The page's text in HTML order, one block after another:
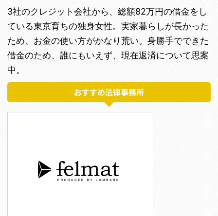
3社のクレジット会社から、総額82万円の借金をし
ている東京育ちの独身女性。実家暮らしが長かった
ため、お金の使い方がかなり荒い。身勝手でできた
借金のため、誰にもいえず、現在返済について思案
中。
おすすめ法律事務所